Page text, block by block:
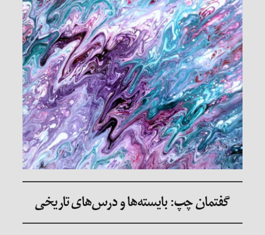
گفتمان چپ: بایسته‌ها و درس‌های تاریخی